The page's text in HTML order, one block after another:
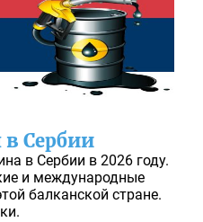
Сербии
в Сербии в 2026 году.
и международные
балканской стране.